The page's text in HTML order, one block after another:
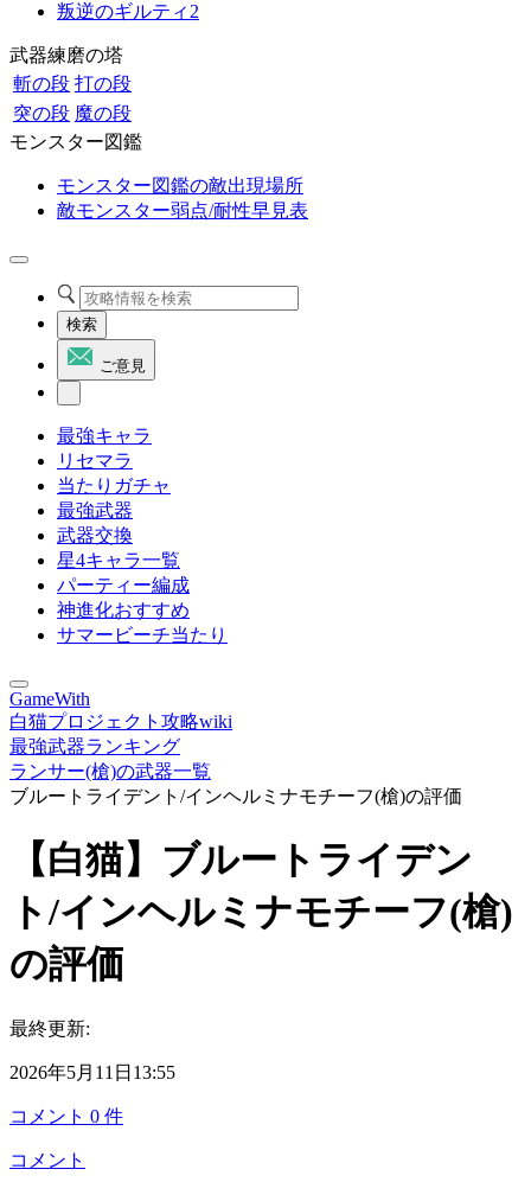
叛逆のギルティ2
武器練磨の塔
斬の段 打の段
突の段 魔の段
モンスター図鑑
モンスター図鑑の敵出現場所
敵モンスター弱点/耐性早見表
検索
ご意見
最強キャラ
リセマラ
当たりガチャ
最強武器
武器交換
星4キャラ一覧
パーティー編成
神進化おすすめ
サマービーチ当たり
GameWith
白猫プロジェクト攻略wiki
最強武器ランキング
ランサー(槍)の武器一覧
ブルートライデント/インヘルミナモチーフ(槍)の評価
【白猫】ブルートライデン
ト/インヘルミナモチーフ(槍)
の評価
最終更新:
2026年5月11日13:55
コメント 0 件
コメント